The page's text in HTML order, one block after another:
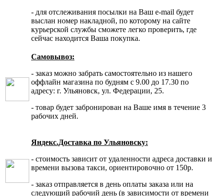
- для отслеживания посылки на Ваш e-mail будет
выслан номер накладной, по которому на сайте
курьерской службы сможете легко проверить, где
сейчас находится Ваша покупка.
Самовывоз:
- заказ можно забрать самостоятельно из нашего
оффлайн магазина по будням с 9.00 до 17.30 по
адресу: г. Ульяновск, ул. Федерации, 25.
- товар будет забронирован на Ваше имя в течение 3
рабочих дней.
Яндекс.Доставка по Ульяновску:
- стоимость зависит от удаленности адреса доставки и
времени вызова такси, ориентировочно от 150р.
- заказ отправляется в день оплаты заказа или на
следующий рабочий день (в зависимости от времени